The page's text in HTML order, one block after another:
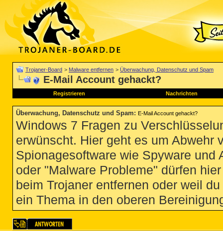
Trojaner-Board > Malware entfernen > Überwachung, Datenschutz und Spam
E-Mail Account gehackt?
Registrieren Nachrichten
Überwachung, Datenschutz und Spam: E-Mail Account gehackt?
Windows 7 Fragen zu
erwünscht. Hier geht es um Abwehr
Spionagesoftware wie Spyware und
oder "Malware Probleme" dürfen
beim Trojaner entfernen oder weil
ein Thema in den oberen